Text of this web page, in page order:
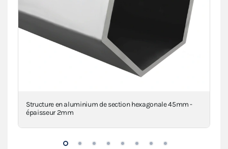
Structure en aluminium de section hexagonale 45mm -
épaisseur 2mm